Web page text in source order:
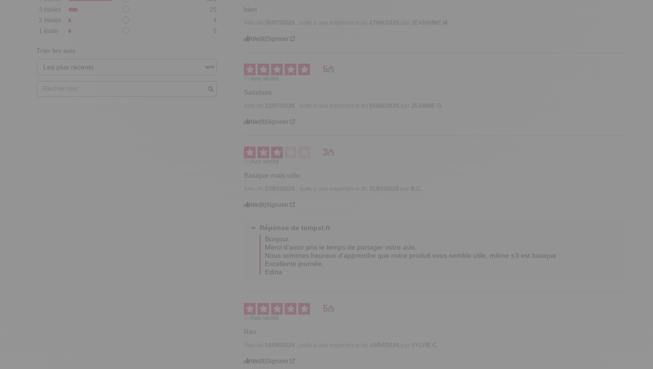
3 étoiles
25
2 étoiles
4
1 étoile 5
Trier les avis
bien
30/07/2026 27/06/2026 par JEANNINE M.
Utile(0)Signaler
5/5
Avis vérifié
Satisfaite
Utile(0)Signaler
3/5
Avis vérifié
Basique mais utile.
23/06/2026 11/05/2026 B.C.
Utile(0)Signaler
Réponse detempsl.fr
Bonjour,
Merci d'avoir pris le temps de partager votre avis.
Nous sommes heureux d'apprendre que notre produit vous semble utile, même s'il est basique.
Excellente journée,
Edina
5/5
Avis vérifié
Ras
Utile(0)Signaler